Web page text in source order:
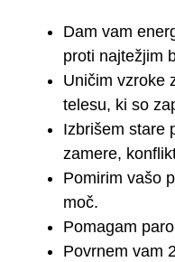
Dam vam
proti najtežjim
Uničim vzroke
telesu, ki so
Izbrišem stare
zamere,
Pomirim vašo
moč.
Pomagam
Povrnem vam